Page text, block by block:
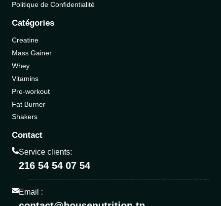
Politique de Confidentialité
Catégories
Creatine
Mass Gainer
Whey
Vitamins
Pre-workout
Fat Burner
Shakers
Contact
Service clients:
216 54 54 07 54
Email :